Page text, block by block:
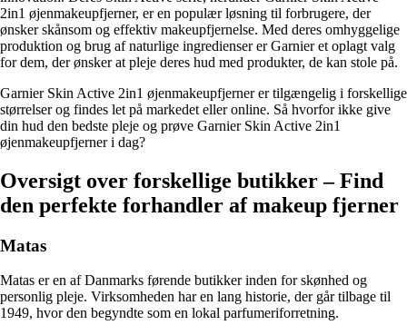
2in1 øjenmakeupfjerner, er en populær løsning til forbrugere, der
ønsker skånsom og effektiv makeupfjernelse. Med deres omhyggelige
produktion og brug af naturlige ingredienser er Garnier et oplagt valg
for dem, der ønsker at pleje deres hud med produkter, de kan stole på.
Garnier Skin Active 2in1 øjenmakeupfjerner er tilgængelig i forskellige
størrelser og findes let på markedet eller online. Så hvorfor ikke give
din hud den bedste pleje og prøve Garnier Skin Active 2in1
øjenmakeupfjerner i dag?
Oversigt over forskellige butikker – Find
den perfekte forhandler af makeup fjerner
Matas
Matas er en af Danmarks førende butikker inden for skønhed og
personlig pleje. Virksomheden har en lang historie, der går tilbage til
1949, hvor den begyndte som en lokal parfumeriforretning.